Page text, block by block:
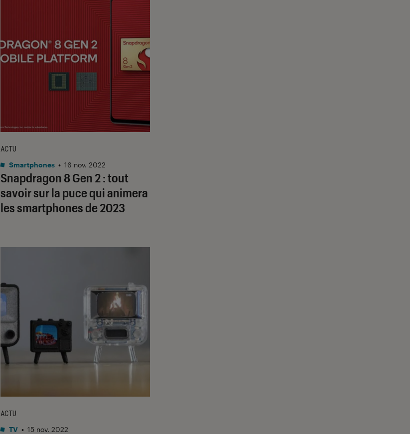
Snapdragon 8 Gen 2 : tout
savoir sur la puce qui animera
les smartphones de 2023
ACTU
Smartphones • 16 nov. 2022
ACTU
TV • 15 nov. 2022